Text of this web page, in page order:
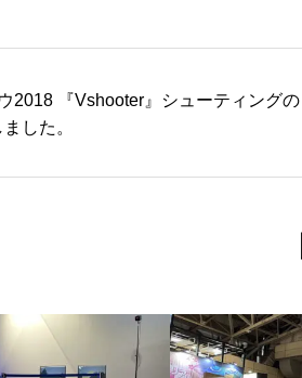
2018 『Vshooter』シューティングの
した。